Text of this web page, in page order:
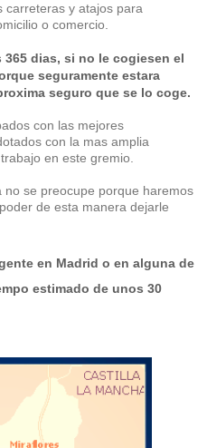
carreteras y atajos para
o comercio.
dias, si no le cogiesen el
seguramente estara
seguro que se lo coge.
con las mejores
con la mas amplia
en este gremio.
se preocupe porque haremos
de esta manera dejarle
en Madrid o en alguna de
estimado de unos 30